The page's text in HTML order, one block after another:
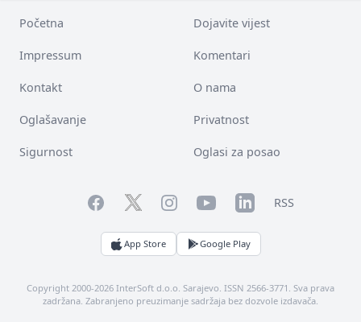
Početna Dojavite vijest
Impressum Komentari
Kontakt O nama
Oglašavanje Privatnost
Sigurnost Oglasi za posao
FacebookTwitterInstagramYouTubeLinkedInRSS
App Store Google Play
Copyright 2000-2026 InterSoft d.o.o. Sarajevo. ISSN 2566-3771. Sva prava
zadržana. Zabranjeno preuzimanje sadržaja bez dozvole izdavača.